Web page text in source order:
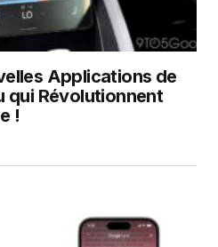
Applications de
qui Révolutionnent
!